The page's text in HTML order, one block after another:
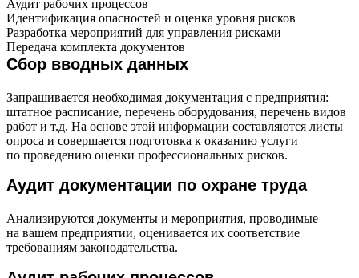
Аудит рабочих процессов
Идентификация опасностей и оценка уровня рисков
Разработка мероприятий для управления рисками
Передача комплекта документов
Сбор вводных данных
Запрашивается необходимая документация с предприятия:
штатное расписание, перечень оборудования, перечень видов
работ и т.д. На основе этой информации составляются листы
опроса и совершается подготовка к оказанию услуги
по проведению оценки профессиональных рисков.
Аудит документации по охране труда
Анализируются документы и мероприятия, проводимые
на вашем предприятии, оценивается их соответствие
требованиям законодательства.